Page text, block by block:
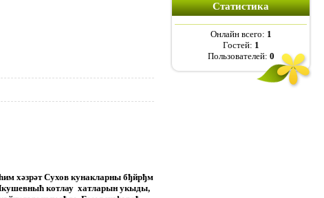
хәзрәт Сухов кунакларны бђйрђм
котлау хатларын укыды,
Cтатистика
Онлайн всего: 1
Гостей: 1
Пользователей: 0